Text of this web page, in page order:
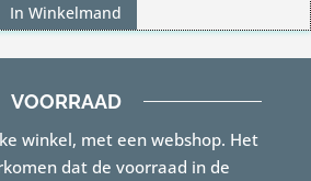
In Winkelmand
VOORRAAD
winkel, met een webshop. Het
dat de voorraad in de